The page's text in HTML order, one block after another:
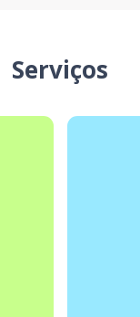
Serviços